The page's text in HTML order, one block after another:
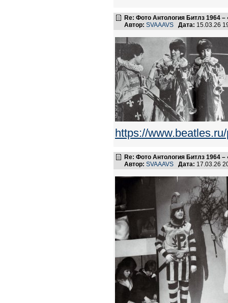
Re: Фото Антология Битлз 1964
Автор: SVAAAVS Дата: 15.03.26
https://
Re: Фото Антология Битлз 1964
Автор: SVAAAVS Дата: 17.03.26